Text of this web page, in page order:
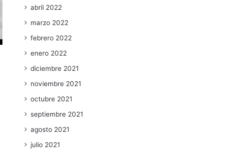
abril 2022
marzo 2022
febrero 2022
enero 2022
diciembre 2021
noviembre 2021
octubre 2021
septiembre 2021
agosto 2021
julio 2021